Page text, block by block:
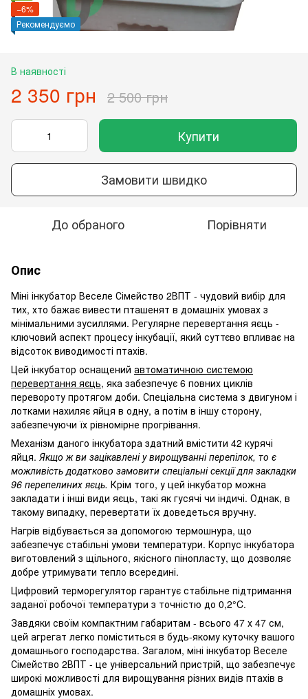
−6%
Рекомендуємо
В наявності
2 350 грн 2 500 грн
Купити
Замовити швидко
До обраного Порівняти
Опис
Міні інкубатор Веселе Сімейство 2ВПТ - чудовий вибір для
тих, хто бажає вивести пташенят в домашніх умовах з
мінімальними зусиллями. Регулярне перевертання яєць -
ключовий аспект процесу інкубації, який суттєво впливає на
відсоток виводимості птахів.
Цей інкубатор оснащений автоматичною системою
перевертання яєць, яка забезпечує 6 повних циклів
перевороту протягом доби. Спеціальна система з двигуном і
лотками нахиляє яйця в одну, а потім в іншу сторону,
забезпечуючи їх рівномірне прогрівання.
Механізм даного інкубатора здатний вмістити 42 курячі
яйця. Якщо ж ви зацікавлені у вирощуванні перепілок, то є
можливість додатково замовити спеціальні секції для закладки
96 перепелиних яєць. Крім того, у цей інкубатор можна
закладати і інші види яєць, такі як гусячі чи індичі. Однак, в
такому випадку, перевертати їх доведеться вручну.
Нагрів відбувається за допомогою термошнура, що
забезпечує стабільні умови температури. Корпус інкубатора
виготовлений з щільного, якісного пінопласту, що дозволяє
добре утримувати тепло всередині.
Цифровий терморегулятор гарантує стабільне підтримання
заданої робочої температури з точністю до 0,2°C.
Завдяки своїм компактним габаритам - всього 47 х 47 см,
цей агрегат легко поміститься в будь-якому куточку вашого
домашнього господарства. Загалом, міні інкубатор Веселе
Сімейство 2ВПТ - це універсальний пристрій, що забезпечує
широкі можливості для вирощування різних видів птахів в
домашніх умовах.